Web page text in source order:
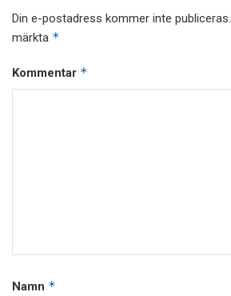
Din e-postadress kommer inte publiceras.
märkta *
Kommentar *
Namn *